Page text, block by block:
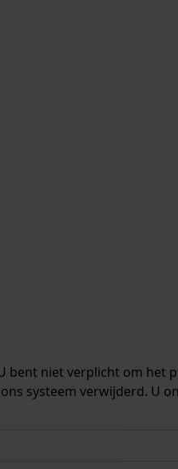
bent niet verplicht om het
systeem verwijderd. U